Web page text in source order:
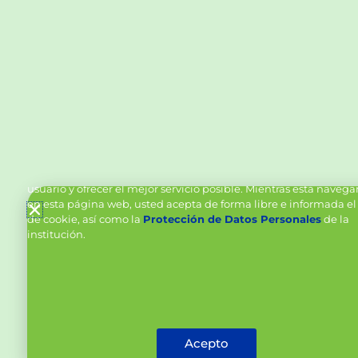
usuario y ofrecer el mejor servicio posible. Mientras está
en esta página web, usted acepta de forma libre e informada el
de cookie, así como la Protección de Datos Personalesde la
institución.
Acepto